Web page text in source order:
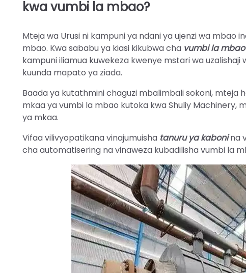
kwa vumbi la mbao?
Mteja wa Urusi ni kampuni ya ndani ya ujenzi wa
mbao. Kwa sababu ya kiasi kikubwa cha vumbi la mbao
kampuni iliamua kuwekeza kwenye mstari wa
kuunda mapato ya ziada.
Baada ya kutathmini chaguzi mbalimbali sokoni, mteja
mkaa ya vumbi la mbao kutoka kwa Shuliy Machinery,
ya mkaa.
Vifaa vilivyopatikana vinajumuisha tanuru ya kabonina
cha automatisering na vinaweza kubadilisha vumbi la